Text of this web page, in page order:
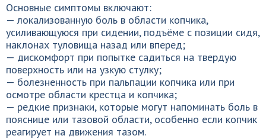
Основные симптомы включают:
— локализованную боль в области копчика,
усиливающуюся при сидении, подъёме с позиции сидя,
наклонах туловища назад или вперед;
— дискомфорт при попытке садиться на твердую
поверхность или на узкую стулку;
— болезненность при пальпации копчика или при
осмотре области крестца и копчика;
— редкие признаки, которые могут напоминать боль в
пояснице или тазовой области, особенно если копчик
реагирует на движения тазом.